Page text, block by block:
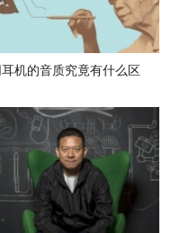
机的音质究竟有什么区